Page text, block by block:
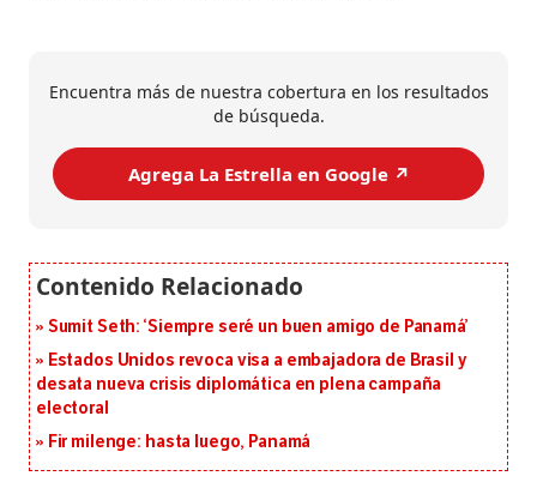
Encuentra más de nuestra cobertura en los resultados
de búsqueda.
Agrega La Estrella en Google ↗️
Sumit Seth: ‘Siempre seré un buen amigo de Panamá’
Estados Unidos revoca visa a embajadora de Brasil y
desata nueva crisis diplomática en plena campaña
electoral
Fir milenge: hasta luego, Panamá